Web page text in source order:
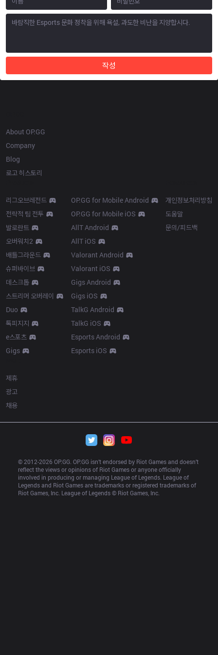
작성
About OP.GG
Company
Blog
로고 히스토리
리그오브레전드
전략적 팀 전투
발로란트
오버워치2
배틀그라운드
슈퍼바이브
데스크톱
스트리머 오버레이
Duo
톡피지지
e스포츠
Gigs
OP.GG for Mobile Android
OP.GG for Mobile iOS
AllT Android
AllT iOS
Valorant Android
Valorant iOS
Gigs Android
Gigs iOS
TalkG Android
TalkG iOS
Esports Android
Esports iOS
개인정보처리방침
도움말
문의/피드백
제휴
광고
채용
© 2012-2026 OP.GG. OP.GG isn’t endorsed by Riot Games and doesn’t
reflect the views or opinions of Riot Games or anyone officially
involved in producing or managing League of Legends. League of
Legends and Riot Games are trademarks or registered trademarks of
Riot Games, Inc. League of Legends © Riot Games, Inc.